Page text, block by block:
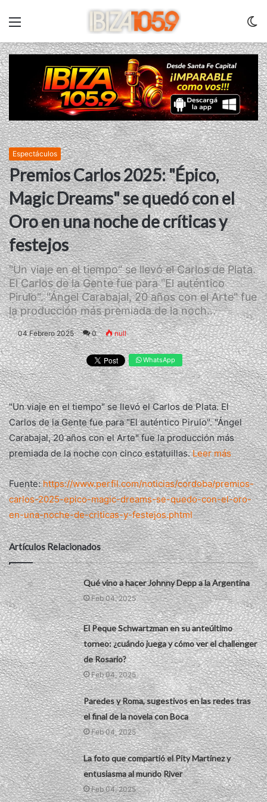
Espectáculos
Premios Carlos 2025: "Épico,
Magic Dreams" se quedó con el
Oro en una noche de críticas y
festejos
"Un viaje en el tiempo" se llevó el Carlos de Plata.
El Carlos de la Gente fue para "El auténtico
Pirulo". "Ángel Carabajal, 20 años con el Arte" fue
la producción más premiada de la noch...
04 Febrero 2025 0 null
WhatsApp
"Un viaje en el tiempo" se llevó el Carlos de Plata. El
Carlos de la Gente fue para "El auténtico Pirulo". "Ángel
Carabajal, 20 años con el Arte" fue la producción más
premiada de la noche con cinco estatuillas.Leer más
Fuente:https://www.perfil.com/noticias/cordoba/premios-
carlos-2025-epico-magic-dreams-se-quedo-con-el-oro-
en-una-noche-de-criticas-y-festejos.phtml
Artículos Relacionados
Qué vino a hacer Johnny Depp a la Argentina
Feb 04, 2025
El Peque Schwartzman en su anteúltimo
torneo: ¿cuándo juega y cómo ver el challenger
de Rosario?
Feb 04, 2025
Paredes y Roma, sugestivos en las redes tras
el final de la novela con Boca
Feb 04, 2025
La foto que compartió el Pity Martínez y
entusiasma al mundo River
Feb 04, 2025